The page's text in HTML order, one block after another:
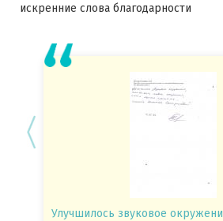
искренние слова благодарности
Улучшилось звуковое